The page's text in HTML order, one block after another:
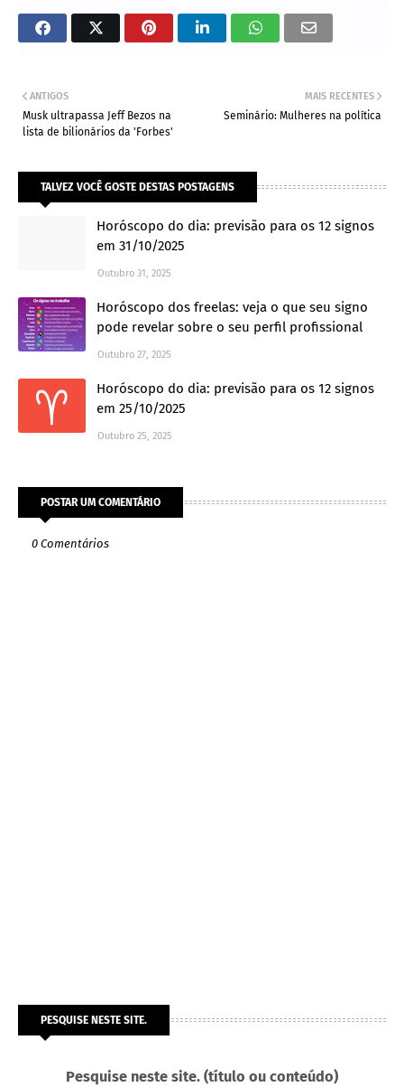
MAIS RECENTES
Seminário: Mulheres na política
ANTIGOS
Musk ultrapassa Jeff Bezos na
lista de bilionários da 'Forbes'
TALVEZ VOCÊ GOSTE DESTAS POSTAGENS
Horóscopo do dia: previsão para os 12 signos
em 31/10/2025
Outubro 31, 2025
Horóscopo dos freelas: veja o que seu signo
pode revelar sobre o seu perfil profissional
Outubro 27, 2025
Horóscopo do dia: previsão para os 12 signos
em 25/10/2025
Outubro 25, 2025
POSTAR UM COMENTÁRIO
0 Comentários
PESQUISE NESTE SITE.
Pesquise neste site. (título ou conteúdo)